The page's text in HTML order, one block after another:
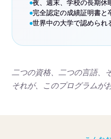
夜、週末、学校の長期休
完全認定の成績証明書と
世界中の大学で認められ
二つの資格、二つの言語、
それが、このプログラムが